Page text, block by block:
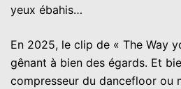
yeux ébahis…
En 2025, le clip de « The Way
gênant à bien des égards. Et
compresseur du dancefloor ou